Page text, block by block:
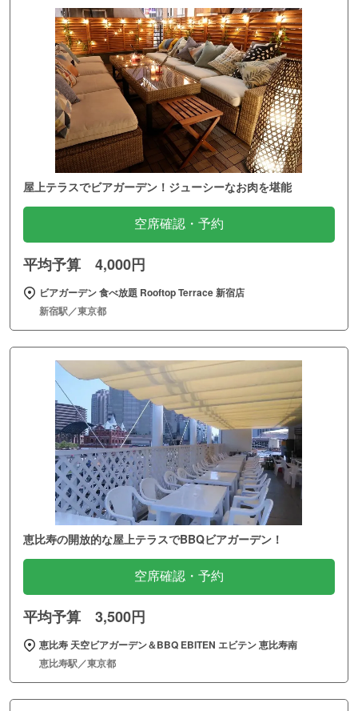
屋上テラスでビアガーデン！ジューシーなお肉を堪能
空席確認・予約
平均予算 4,000円
ビアガーデン 食べ放題 Rooftop Terrace 新宿店
新宿駅／東京都
恵比寿の開放的な屋上テラスでBBQビアガーデン！
空席確認・予約
平均予算 3,500円
恵比寿 天空ビアガーデン＆BBQ EBITEN エビテン 恵比寿南
恵比寿駅／東京都